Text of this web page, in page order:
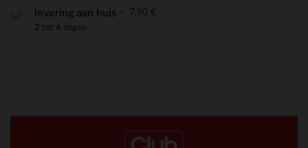
levering aan huis 7,90 €
2 tot 4 dagen